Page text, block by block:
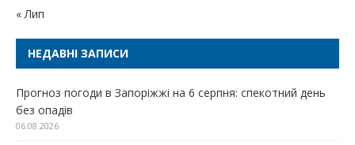
« Лип
НЕДАВНІ ЗАПИСИ
Прогноз погоди в Запоріжжі на 6 серпня: спекотний день
без опадів
06.08.2026